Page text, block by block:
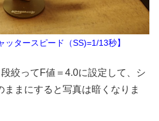
ッタースピード（SS)=1/13秒】
絞ってF値＝4.0に設定して、シ
ままにすると写真は暗くなりま